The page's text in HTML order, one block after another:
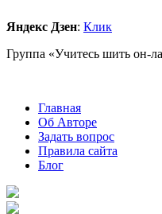
Яндекс Дзен: Клик
Группа «Учитесь шить он-
Главная
Об Авторе
Задать вопрос
Правила сайта
Блог